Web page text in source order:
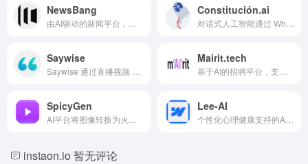
NewsBang Constitución.ai
Saywise Mairit.tech
SpicyGen Lee-AI
instaon.io 暂无评论